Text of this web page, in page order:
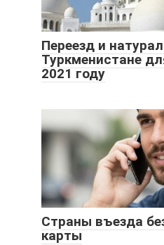
Переезд и
Туркменистане
2021 году
Страны въезда
карты